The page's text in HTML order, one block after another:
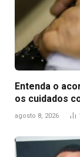
Entenda o
os cuidados
agosto 8, 2026 1